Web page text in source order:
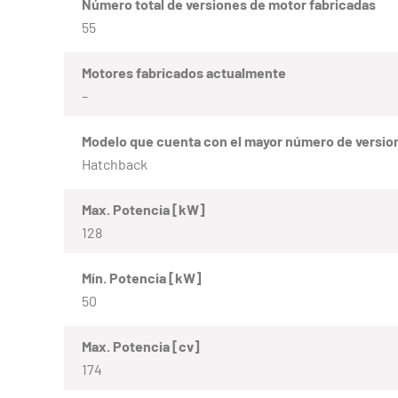
Número total de versiones de motor fabricadas
55
Motores fabricados actualmente
–
Modelo que cuenta con el mayor número de
Hatchback
Max. Potencia [kW]
128
Mín. Potencia [kW]
50
Max. Potencia [cv]
174